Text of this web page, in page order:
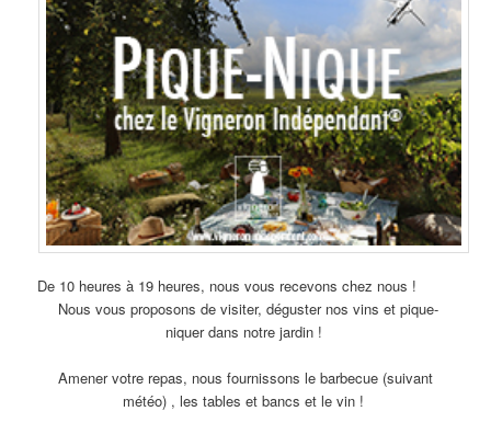
De 10 heures à 19 heures, nous vous recevons chez nous !
Nous vous proposons de visiter, déguster nos vins et pique-
niquer dans notre jardin !
Amener votre repas, nous fournissons le barbecue (suivant
météo) , les tables et bancs et le vin !